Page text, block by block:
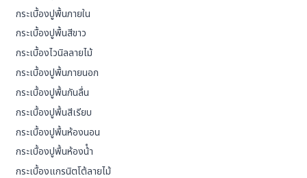
กระเบื้องปูพื้นภายใน
กระเบื้องปูพื้นสีขาว
กระเบื้องไวนิลลายไม้
กระเบื้องปูพื้นภายนอก
กระเบื้องปูพื้นกันลื่น
กระเบื้องปูพื้นสีเรียบ
กระเบื้องปูพื้นห้องนอน
กระเบื้องปูพื้นห้องน้ํา
กระเบื้องแกรนิตโต้ลายไม้